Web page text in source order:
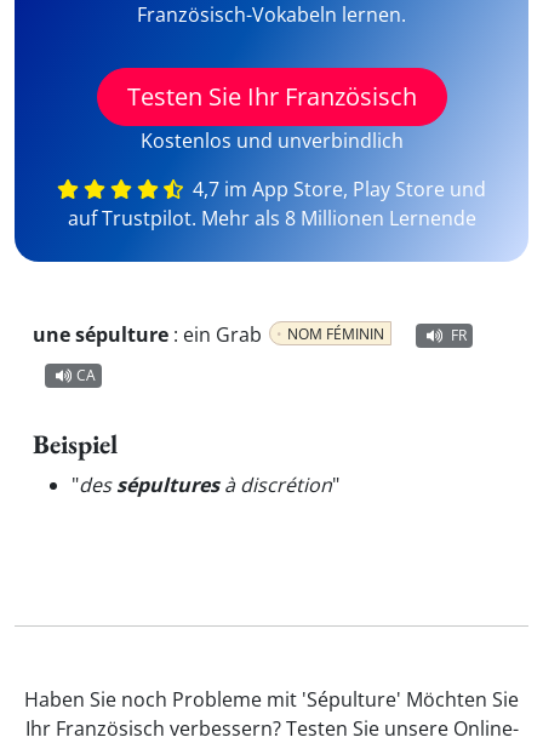
Französisch-Vokabeln lernen.
Testen Sie Ihr Französisch
Kostenlos und unverbindlich
4,7 im App Store, Play Store und
auf Trustpilot. Mehr als 8 Millionen Lernende
une sépulture : ein Grab NOM FÉMININ
FR
CA
Beispiel
"dessépulturesà discrétion"
Haben Sie noch Probleme mit 'Sépulture' Möchten Sie
Ihr Französisch verbessern? Testen Sie unsere Online-